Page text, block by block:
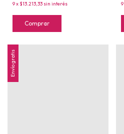
9x$13.213,33 sin interés
Comprar
9
Envío gratis